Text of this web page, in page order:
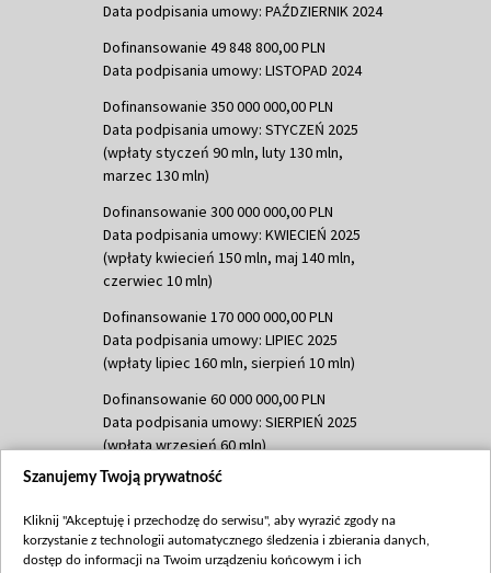
Data podpisania umowy: PAŹDZIERNIK 2024
Dofinansowanie 49 848 800,00 PLN
Data podpisania umowy: LISTOPAD 2024
Dofinansowanie 350 000 000,00 PLN
Data podpisania umowy: STYCZEŃ 2025
(wpłaty styczeń 90 mln, luty 130 mln,
marzec 130 mln)
Dofinansowanie 300 000 000,00 PLN
Data podpisania umowy: KWIECIEŃ 2025
(wpłaty kwiecień 150 mln, maj 140 mln,
czerwiec 10 mln)
Dofinansowanie 170 000 000,00 PLN
Data podpisania umowy: LIPIEC 2025
(wpłaty lipiec 160 mln, sierpień 10 mln)
Dofinansowanie 60 000 000,00 PLN
Data podpisania umowy: SIERPIEŃ 2025
(wpłata wrzesień 60 mln)
Dofinansowanie 635 783 051,21 PLN
(wpłata wrzesień 100 mln, październik 350
mln, listopad 265 mln)
Szanujemy Twoją prywatność
Kliknij "Akceptuję i przechodzę do serwisu", aby wyrazić zgody na
korzystanie z technologii automatycznego śledzenia i zbierania danych,
dostęp do informacji na Twoim urządzeniu końcowym i ich